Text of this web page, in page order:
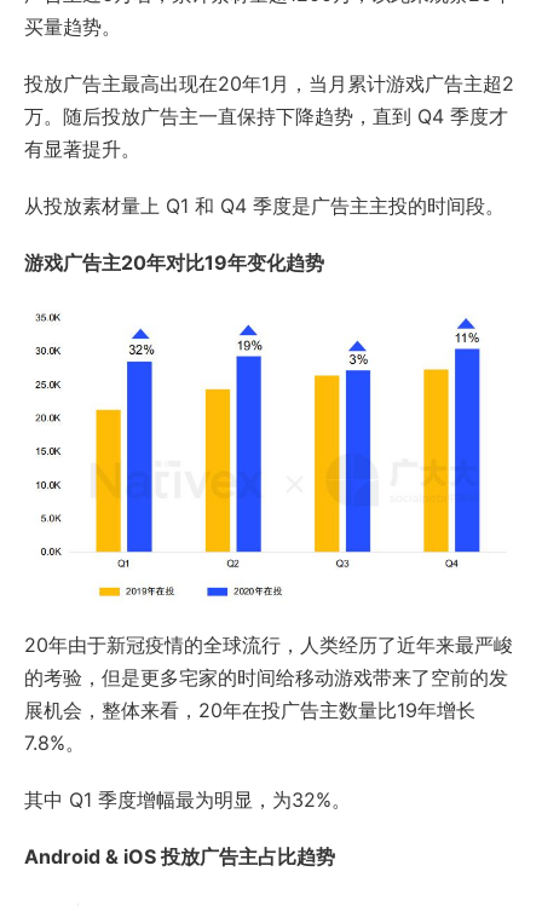
买量趋势。
投放广告主最高出现在20年1月，当月累计游戏广告主超2
万。随后投放广告主一直保持下降趋势，直到 Q4 季度才
有显著提升。
从投放素材量上 Q1 和 Q4 季度是广告主主投的时间段。
游戏广告主20年对比19年变化趋势
20年由于新冠疫情的全球流行，人类经历了近年来最严峻
的考验，但是更多宅家的时间给移动游戏带来了空前的发
展机会，整体来看，20年在投广告主数量比19年增长
7.8%。
其中 Q1 季度增幅最为明显，为32%。
Android & iOS 投放广告主占比趋势